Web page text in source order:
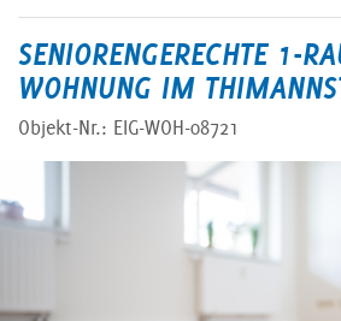
SENIORENGERECHTE 1-
WOHNUNG IM
Objekt-Nr.: EIG-WOH-08721